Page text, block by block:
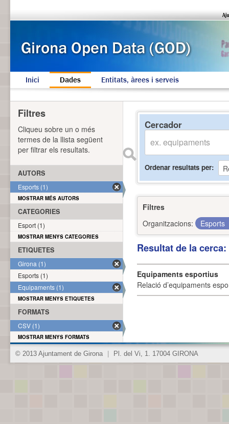
Inici Dades Entitats, àrees i serveis
Cercador
Ordenar resultats per
Filtres
Organitzacions:
Esports
Resultat de la
Equipaments esportius
Relació d’equipaments
Filtres
Cliqueu sobre un o més
termes de la llista següent
per filtrar els resultats.
AUTORS
Esports (1)
MOSTRAR MÉS AUTORS
CATEGORIES
Esport (1)
MOSTRAR MENYS CATEGORIES
ETIQUETES
Girona (1)
Esports (1)
Equipaments (1)
MOSTRAR MENYS ETIQUETES
FORMATS
CSV (1)
MOSTRAR MENYS FORMATS
© 2013 Ajuntament de Girona Pl. del Vi, 1. 17004 GIRONA